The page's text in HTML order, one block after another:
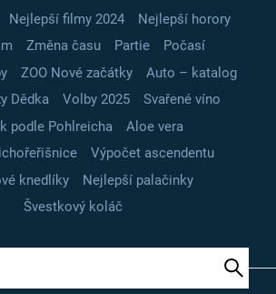
Nejlepší filmy 2024
Nejlepší horory
Změna času Partie
Počasí
ZOO Nové začátky
Auto – katalog
Dědka
Volby 2025
Svařené víno
podle Pohlreicha
Aloe vera
Výpočet ascendentu
knedlíky
Nejlepší palačinky
Švestkový koláč